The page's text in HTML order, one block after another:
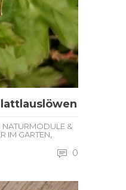
NATURMODULE &
IM GARTEN,
0